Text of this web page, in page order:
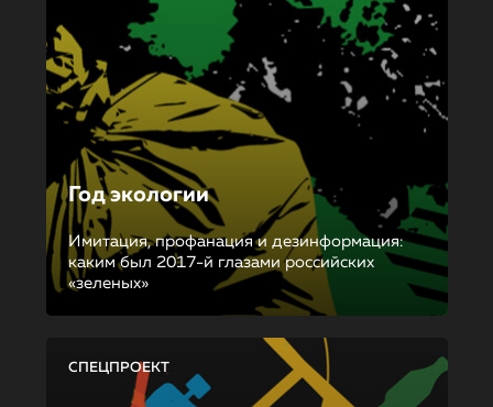
Год экологии
Имитация, профанация и дезинформация:
каким был 2017-й глазами российских
«зеленых»
СПЕЦПРОЕКТ